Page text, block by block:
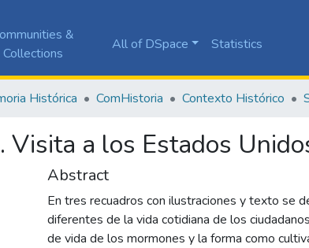
&
Collections
All of DSpace Statistics
Histórica ComHistoria Contexto Histórico
Visita a los Estados
Abstract
En tres recuadros con ilustraciones y texto se
diferentes de la vida cotidiana de los
de vida de los mormones y la forma como